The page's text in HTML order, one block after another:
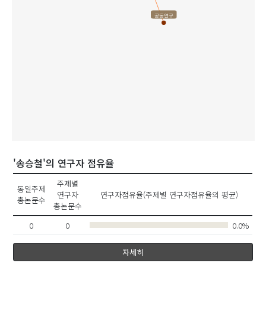
공동연구
'송승철'의 연구자 점유율
동일주제
총논문수
주제별
연구자
총논문수
연구자점유율(주제별 연구자점유율의 평균)
0 0 0.0%
자세히